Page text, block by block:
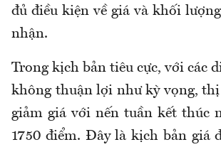
đủ điều kiện về giá và khối
nhận.
Trong kịch bản tiêu cực, với các
không thuận lợi như kỳ vọng,
giảm giá với nến tuần kết thúc
1750 điểm. Đây là kịch bản giá